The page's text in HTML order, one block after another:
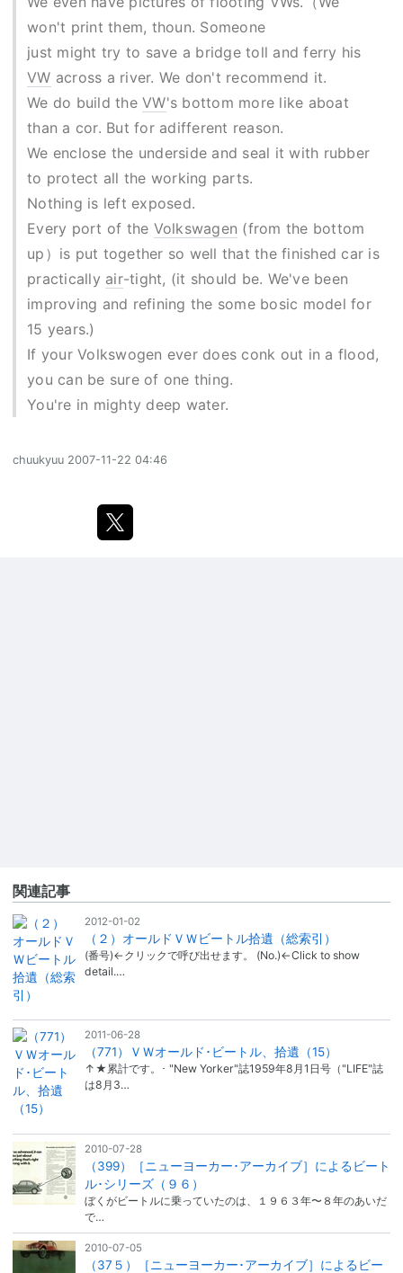
won't print them, thoun. Someone
just might try to save a bridge toll and ferry his
VW across a river. We don't recommend it.
We do build the VW's bottom more like aboat
than a cor. But for adifferent reason.
We enclose the underside and seal it with rubber
to protect all the working parts.
Nothing is left exposed.
Every port of the Volkswagen (from the bottom
up）is put together so well that the finished car is
practically air-tight, (it should be. We've been
improving and refining the some bosic model for
15 years.)
If your Volkswogen ever does conk out in a flood,
you can be sure of one thing.
You're in mighty deep water.
chuukyuu 2007-11-22 04:46
関連記事
2012-01-02
（２）オールドＶＷビートル拾遺（総索引）
(番号)←クリックで呼び出せます。 (No.)←Click to show
detail.…
2011-06-28
（771）ＶＷオールド･ビートル、拾遺（15）
↑★累計です。･ "New Yorker"誌1959年8月1日号（"LIFE"誌
は8月3…
2010-07-28
（399）［ニューヨーカー･アーカイブ］によるビート
ル･シリーズ（９６）
ぼくがビートルに乗っていたのは、１９６３年〜８年のあいだ
で…
2010-07-05
（37５）［ニューヨーカー･アーカイブ］によるビー